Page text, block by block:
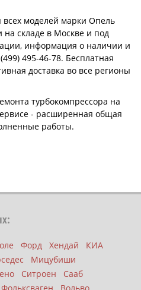
моделей марки Опель
на складе в Москве и под
информация о наличии и
495-46-78. Бесплатная
доставка во все регионы
турбокомпрессора на
- расширенная общая
работы.
Форд Хендай
КИА
Мицубиши
Ситроен
Сааб